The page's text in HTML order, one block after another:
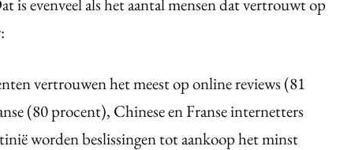
vertrouwen het meest op online reviews (81
(80 procent), Chinese en Franse internetters
worden beslissingen tot aankoop het minst